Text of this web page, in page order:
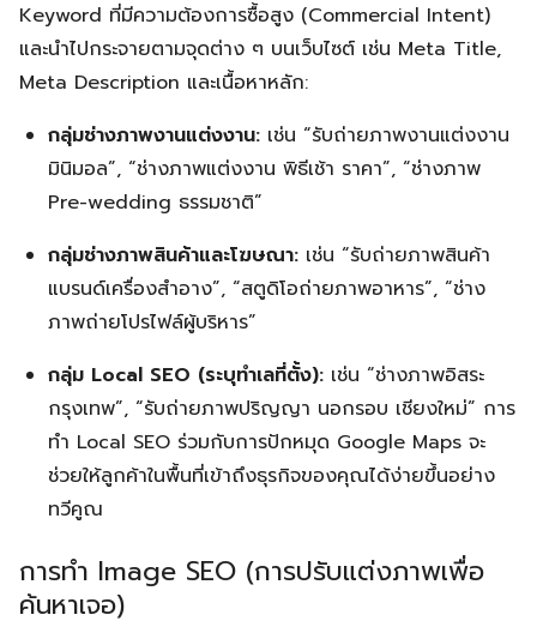
Search
for:
Search
Keyword ที่มีความต้องการซื้อสูง (Commercial Intent)
และนำไปกระจายตามจุดต่าง ๆ บนเว็บไซต์ เช่น Meta Title,
Meta Description และเนื้อหาหลัก:
กลุ่มช่างภาพงานแต่งงาน: เช่น “รับถ่ายภาพงานแต่งงาน
มินิมอล”, “ช่างภาพแต่งงาน พิธีเช้า ราคา”, “ช่างภาพ
Pre-wedding ธรรมชาติ”
กลุ่มช่างภาพสินค้าและโฆษณา: เช่น “รับถ่ายภาพสินค้า
แบรนด์เครื่องสำอาง”, “สตูดิโอถ่ายภาพอาหาร”, “ช่าง
ภาพถ่ายโปรไฟล์ผู้บริหาร”
กลุ่ม Local SEO (ระบุทำเลที่ตั้ง): เช่น “ช่างภาพอิสระ
กรุงเทพ”, “รับถ่ายภาพปริญญา นอกรอบ เชียงใหม่” การ
ทำ Local SEO ร่วมกับการปักหมุด Google Maps จะ
ช่วยให้ลูกค้าในพื้นที่เข้าถึงธุรกิจของคุณได้ง่ายขึ้นอย่าง
ทวีคูณ
การทำ Image SEO (การปรับแต่งภาพเพื่อ
ค้นหาเจอ)